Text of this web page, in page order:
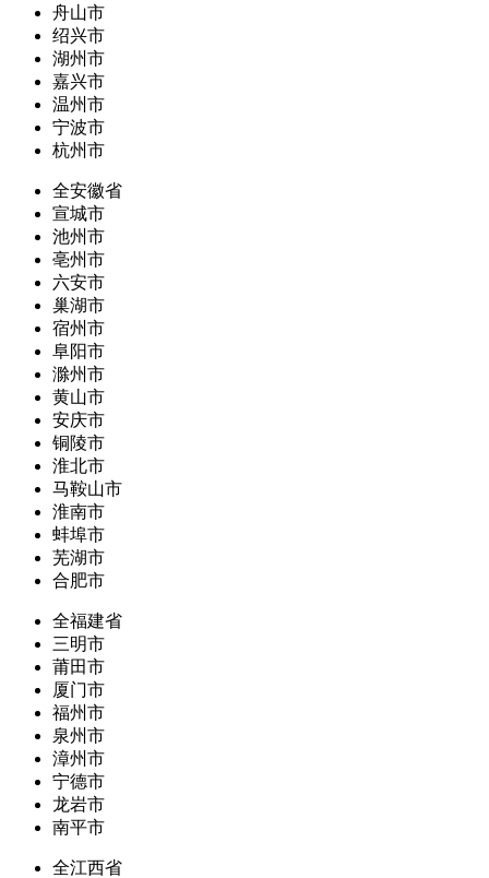
舟山市
绍兴市
湖州市
嘉兴市
温州市
宁波市
杭州市
全安徽省
宣城市
池州市
亳州市
六安市
巢湖市
宿州市
阜阳市
滁州市
黄山市
安庆市
铜陵市
淮北市
马鞍山市
淮南市
蚌埠市
芜湖市
合肥市
全福建省
三明市
莆田市
厦门市
福州市
泉州市
漳州市
宁德市
龙岩市
南平市
全江西省